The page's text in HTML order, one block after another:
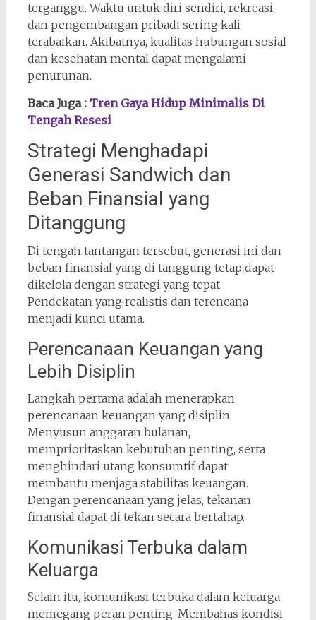
terganggu. Waktu untuk diri sendiri, rekreasi,
dan pengembangan pribadi sering kali
terabaikan. Akibatnya, kualitas hubungan sosial
dan kesehatan mental dapat mengalami
penurunan.
Baca Juga : Tren Gaya Hidup Minimalis Di
Tengah Resesi
Strategi Menghadapi
Generasi Sandwich dan
Beban Finansial yang
Ditanggung
Di tengah tantangan tersebut, generasi ini dan
beban finansial yang di tanggung tetap dapat
dikelola dengan strategi yang tepat.
Pendekatan yang realistis dan terencana
menjadi kunci utama.
Perencanaan Keuangan yang
Lebih Disiplin
Langkah pertama adalah menerapkan
perencanaan keuangan yang disiplin.
Menyusun anggaran bulanan,
memprioritaskan kebutuhan penting, serta
menghindari utang konsumtif dapat
membantu menjaga stabilitas keuangan.
Dengan perencanaan yang jelas, tekanan
finansial dapat di tekan secara bertahap.
Komunikasi Terbuka dalam
Keluarga
Selain itu, komunikasi terbuka dalam keluarga
memegang peran penting. Membahas kondisi